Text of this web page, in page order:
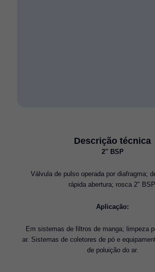
Descrição técnica
2″ BSP
Válvula de pulso operada por diafragma;
rápida abertura; rosca 2″
Aplicação:
Em sistemas de filtros de manga; limpeza
ar. Sistemas de coletores de pó e
de poluição do ar.